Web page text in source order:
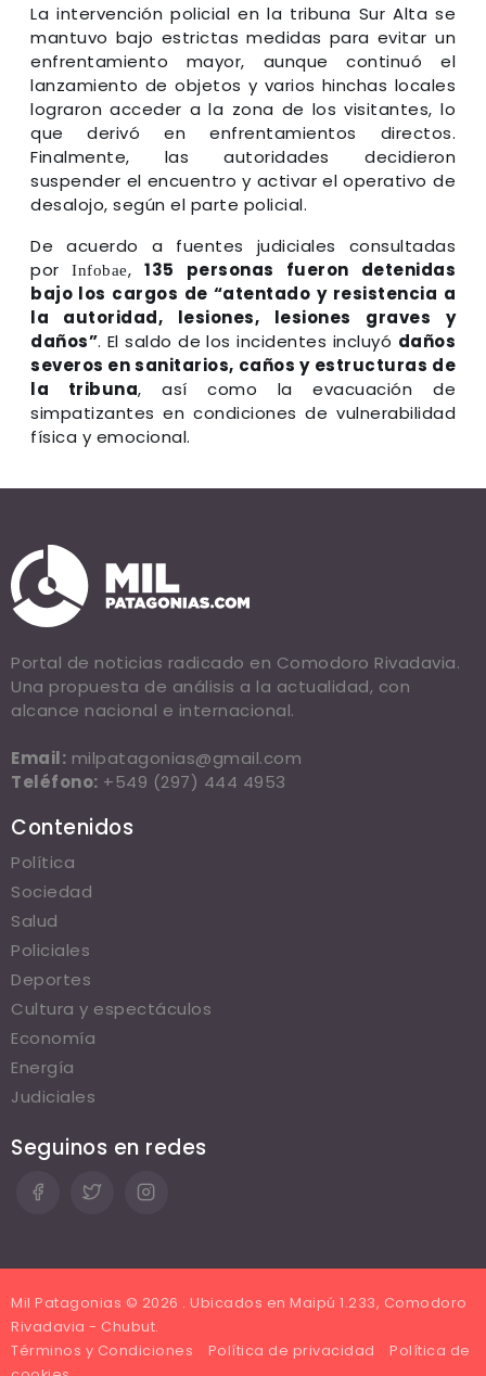
La intervención policial en la tribuna Sur Alta se
mantuvo bajo estrictas medidas para evitar un
enfrentamiento mayor, aunque continuó el
lanzamiento de objetos y varios hinchas locales
lograron acceder a la zona de los visitantes, lo
que derivó en enfrentamientos directos.
Finalmente, las autoridades decidieron
suspender el encuentro y activar el operativo de
desalojo, según el parte policial.
De acuerdo a fuentes judiciales consultadas
porInfobae,135 personas fueron detenidas
bajo los cargos de “atentado y resistencia a
la autoridad, lesiones, lesiones graves y
daños”. El saldo de los incidentes incluyó daños
severos en sanitarios, caños y estructuras de
la tribuna, así como la evacuación de
simpatizantes en condiciones de vulnerabilidad
física y emocional.
Portal de noticias radicado en Comodoro Rivadavia.
Una propuesta de análisis a la actualidad, con
alcance nacional e internacional.
Email: milpatagonias@gmail.com
Teléfono: +549 (297) 444 4953
Contenidos
Política
Sociedad
Salud
Policiales
Deportes
Cultura y espectáculos
Economía
Energía
Judiciales
Seguinos en redes
Mil Patagonias © 2026 . Ubicados en Maipú 1.233, Comodoro
Rivadavia - Chubut.
Términos y Condiciones
Política de privacidad
Política de